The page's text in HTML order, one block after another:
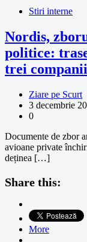
Stiri interne
Nordis,
politice:
trei
Ziare pe Scurt
3 decembrie
0
Documente de zbor
avioane private
deținea […]
Share this:
More